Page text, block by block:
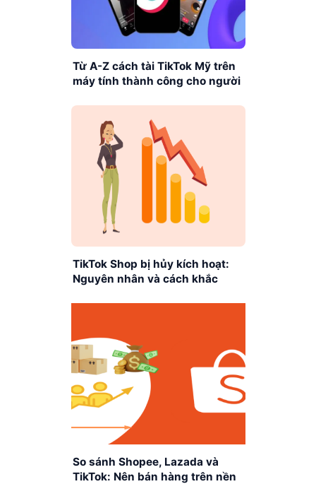
Từ A-Z cách tài TikTok Mỹ trên
máy tính thành công cho người
TikTok Shop bị hủy kích hoạt:
Nguyên nhân và cách khắc
So sánh Shopee, Lazada và
TikTok: Nên bán hàng trên nền